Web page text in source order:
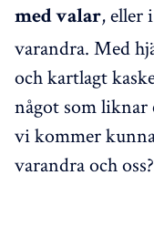
med valar, eller
varandra. Med
och kartlagt
något som
vi kommer
varandra och oss?